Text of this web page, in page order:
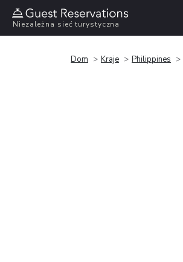
Niezależna sieć turystyczna
Dom Kraje Philippines